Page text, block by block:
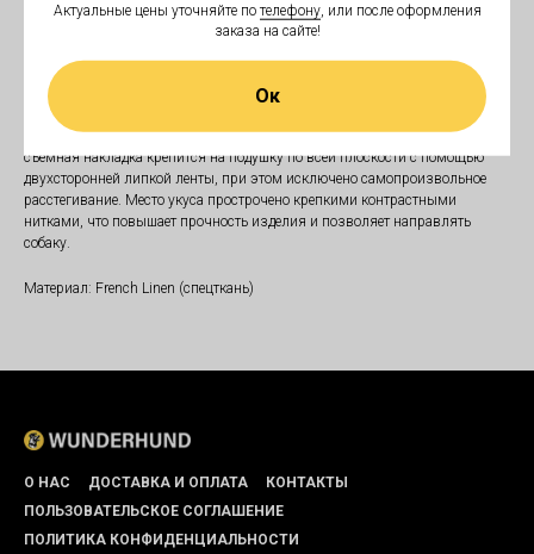
Актуальные цены уточняйте по телефону, или после оформления
заказа на сайте!
Ок
В корзину
Дополнительная сменная съемная накладка «Stay clean» эффективно
защищает подушку и значительно продлевает срок ее службы. Сменная
съемная накладка крепится на подушку по всей плоскости с помощью
двухсторонней липкой ленты, при этом исключено самопроизвольное
расстегивание. Место укуса прострочено крепкими контрастными
нитками, что повышает прочность изделия и позволяет направлять
собаку.
Материал: French Linen (спецткань)
О НАС ДОСТАВКА И ОПЛАТА
КОНТАКТЫ
ПОЛЬЗОВАТЕЛЬСКОЕ СОГЛАШЕНИЕ
ПОЛИТИКА КОНФИДЕНЦИАЛЬНОСТИ